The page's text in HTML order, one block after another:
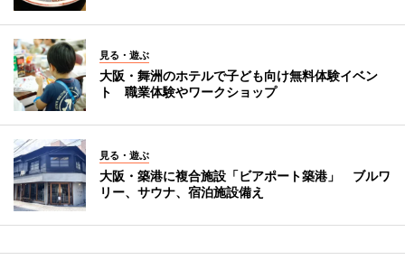
見る・遊ぶ
大阪・舞洲のホテルで子ども向け無料体験イベン
ト 職業体験やワークショップ
見る・遊ぶ
大阪・築港に複合施設「ビアポート築港」 ブルワ
リー、サウナ、宿泊施設備え